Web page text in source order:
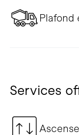
Plafond
Services